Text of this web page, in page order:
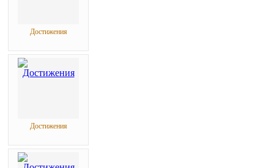
Достижения
Достижения